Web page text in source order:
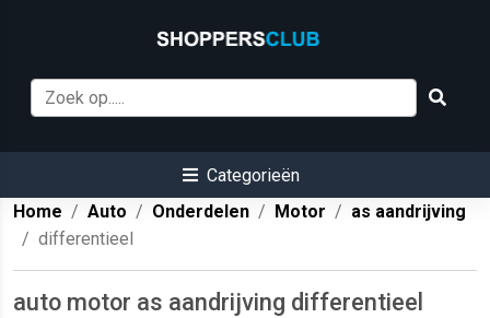
Categorieën
Home
Auto Onderdelen Motor
as aandrijving
differentieel
auto motor as aandrijving differentieel